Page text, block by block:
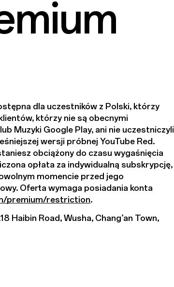
dla uczestników z Polski, którzy
którzy nie są obecnymi
Muzyki Google Play, ani nie uczestniczyli
wersji próbnej YouTube Red.
obciążony do czasu wygaśnięcia
opłata za indywidualną subskrypcję,
momencie przed jego
Oferta wymaga posiadania konta
premium/restriction.
Haibin Road, Wusha, Chang’an Town,